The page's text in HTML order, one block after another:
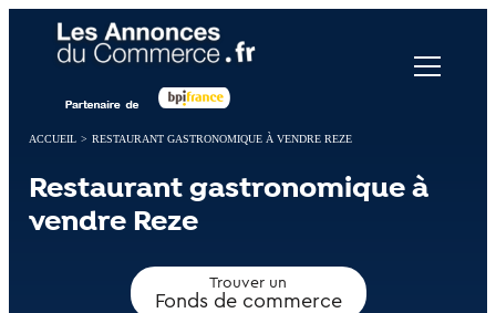
ACCUEIL > RESTAURANT GASTRONOMIQUE À VENDRE REZE
Restaurant gastronomique à
vendre Reze
Trouver un
Fonds de commerce
Panneau de gestion des cookies